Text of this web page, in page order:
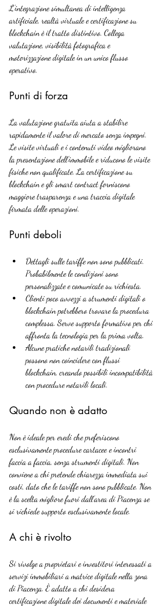
L’integrazione simultanea di intelligenza
artificiale, realtà virtuale e certificazione su
blockchain è il tratto distintivo. Collega
valutazione, visibilità fotografica e
motorizzazione digitale in un unico flusso
operativo.
Punti di forza
La valutazione gratuita aiuta a stabilire
rapidamente il valore di mercato senza impegni.
Le visite virtuali e i contenuti video migliorano
la presentazione dell’immobile e riducono le visite
fisiche non qualificate. La certificazione su
blockchain e gli smart contract forniscono
maggiore trasparenza e una traccia digitale
firmata delle operazioni.
Punti deboli
Dettagli sulle tariffe non sono pubblicati.
Probabilmente le condizioni sono
personalizzate e comunicate su richiesta.
Clienti poco avvezzi a strumenti digitali o
blockchain potrebbero trovare la procedura
complessa. Serve supporto formativo per chi
affronta la tecnologia per la prima volta.
Alcune pratiche notarili tradizionali
possono non coincidere con flussi
blockchain, creando possibili incompatibilità
con procedure notarili locali.
Quando non è adatto
Non è ideale per eredi che preferiscono
esclusivamente procedure cartacee e incontri
faccia a faccia, senza strumenti digitali. Non
conviene a chi pretende chiarezza immediata sui
costi, dato che le tariffe non sono pubblicate. Non
è la scelta migliore fuori dall’area di Piacenza se
si richiede supporto esclusivamente locale.
A chi è rivolto
Si rivolge a proprietari e investitori interessati a
servizi immobiliari a matrice digitale nella zona
di Piacenza. È adatto a chi desidera
certificazione digitale dei documenti e materiale